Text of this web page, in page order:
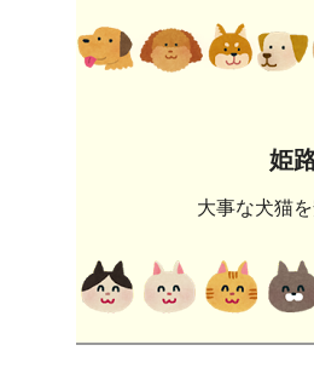
姫
大事な犬猫